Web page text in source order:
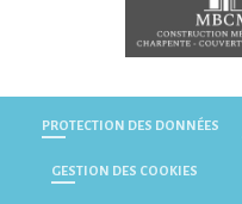
PROTECTION DES DONNÉES
GESTION DES COOKIES